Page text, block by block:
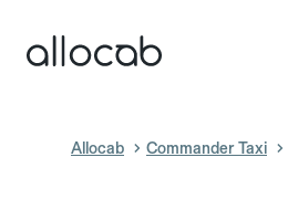
Allocab Commander Taxi